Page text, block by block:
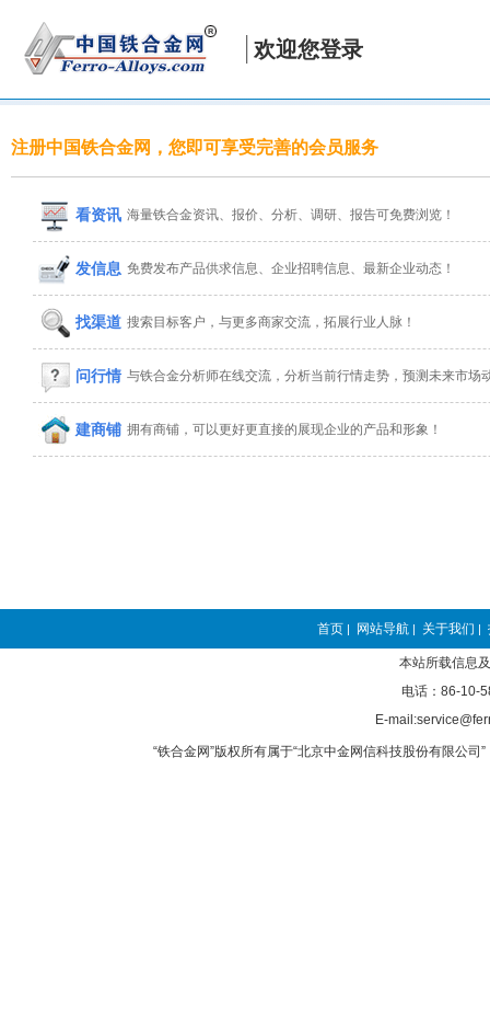
欢迎您登录
注册中国铁合金网，您即可享受完善的会员服务
看资讯 海量铁合金资讯、报价、分析、调研、报告可免费浏览！
发信息 免费发布产品供求信息、企业招聘信息、最新企业动态！
找渠道 搜索目标客户，与更多商家交流，拓展行业人脉！
问行情 与铁合金分析师在线交流，分析当前行情走势，预测未来市场
建商铺 拥有商铺，可以更好更直接的展现企业的产品和形象！
首页 | 网站导航 | 关于我们 |
本站所载信息
电话：86-10-
E-
“铁合金网”版权所有属于“北京中金网信科技股份有限公司